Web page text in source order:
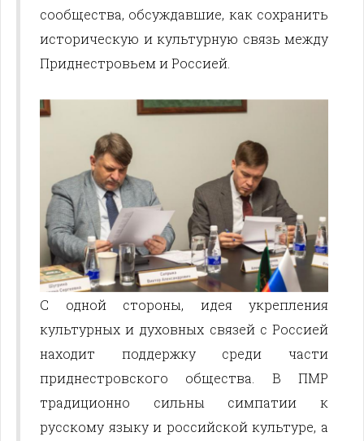
сообщества, обсуждавшие, как сохранить
историческую и культурную связь между
Приднестровьем и Россией.
С одной стороны, идея укрепления
культурных и духовных связей с Россией
находит поддержку среди части
приднестровского общества. В ПМР
традиционно сильны симпатии к
русскому языку и российской культуре, а